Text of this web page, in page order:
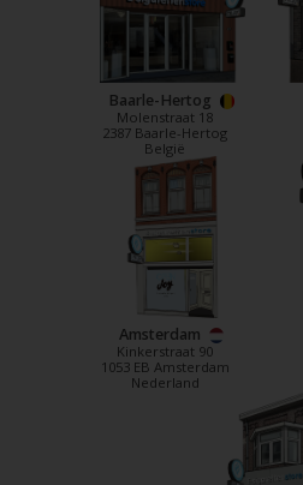
Baarle-Hertog
Molenstraat 18
2387 Baarle-Hertog
België
Amsterdam
Kinkerstraat 90
1053 EB Amsterdam
Nederland